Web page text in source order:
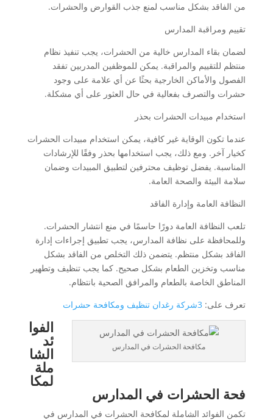
من الفاقد بشكل مناسب لمنع جذب القوارض والحشرات.
تقييم ومراقبة المدارس
لضمان بقاء المدارس خالية من الحشرات، يجب تنفيذ نظام
منتظم للتقييم والمراقبة. يمكن للموظفين المدربين تفقد
الفصول والأماكن الخارجية بحثًا عن أي علامة على وجود
حشرات والتصرف بفعالية في حال العثور على أي مشكلة.
استخدام مبيدات الحشرات بحذر
عندما تكون الوقاية غير كافية، يمكن استخدام مبيدات الحشرات
كخيار آخر. ومع ذلك، يجب استخدامها بحذر وفقًا للإرشادات
المناسبة. يفضل توظيف محترفين لتطبيق المبيدات وضمان
سلامة البيئة والصحة العامة.
النظافة العامة وإدارة الفاقد
تلعب النظافة العامة دورًا حاسمًا في منع انتشار الحشرات.
وللمحافظة على نظافة المدارس، يجب تطبيق إجراءات إدارة
الفاقد بشكل منتظم. يتضمن ذلك التخلص من الفاقد بشكل
مناسب وتخزين الطعام بشكل صحيح. كما يجب تنظيف وتطهير
المناطق الخاصة بالطعام والمرافق الصحية بانتظام.
تعرف على: 3شركة رغدان تنظيف ومكافحة حشرات
مكافحة الحشرات في المدارس
الفوا
ئد
الشا
ملة
لمكا
فحة الحشرات في المدارس
تكمن الفوائد الشاملة لمكافحة الحشرات في المدارس في